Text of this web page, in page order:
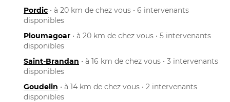
Pordic • à 20 km de chez vous • 6 intervenants
disponibles
Ploumagoar • à 20 km de chez vous • 5 intervenants
disponibles
Saint-Brandan • à 16 km de chez vous • 3 intervenants
disponibles
Goudelin • à 14 km de chez vous • 2 intervenants
disponibles